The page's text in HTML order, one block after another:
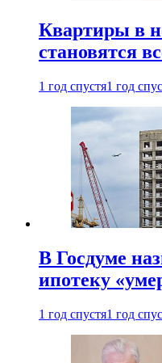
Квартиры в
становятся
1 год спустя1 год
В Госдуме
ипотеку
1 год спустя1 год